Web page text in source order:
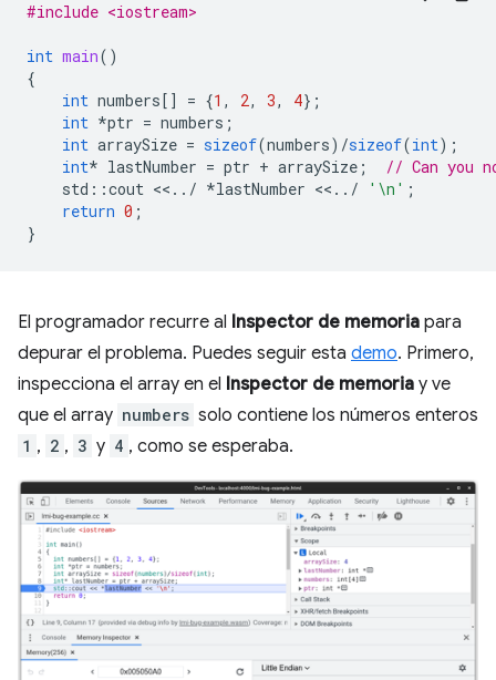
#include <iostream>
int main()
{
int numbers [] = {1 , 2, 3, 4};
int *ptr = numbers ;
int arraySize = sizeof(numbers) /sizeof(int);
int* lastNumber = ptr + arraySize ;
// Can you
std ::cout << .. / *lastNumber << .. / '\n' ;
return 0 ;
}
El programador recurre al Inspector de memoria para
depurar el problema. Puedes seguir esta demo. Primero,
inspecciona el array en el Inspector de memoria y ve
que el array numbers solo contiene los números enteros
1 , 2 , 3 y 4 , como se esperaba.